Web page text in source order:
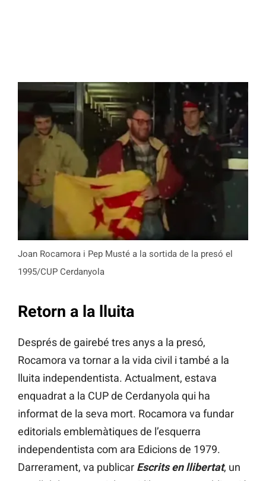
Joan Rocamora i Pep Musté a la sortida de la presó el
1995/CUP Cerdanyola
Retorn a la lluita
Després de gairebé tres anys a la presó,
Rocamora va tornar a la vida civil i també a la
lluita independentista. Actualment, estava
enquadrat a la CUP de Cerdanyola qui ha
informat de la seva mort. Rocamora va fundar
editorials emblemàtiques de l’esquerra
independentista com ara Edicions de 1979.
Darrerament, va publicar Escrits en llibertat, un